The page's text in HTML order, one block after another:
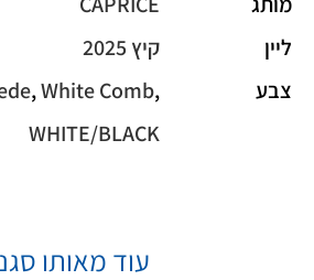
ליין
קיץ 2025
צבע
,White Comb,
WHITE/BLACK
עוד מאותו